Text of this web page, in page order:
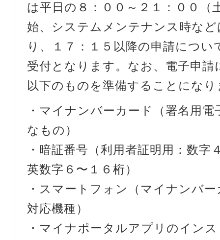
は平日の８：００～２１：００（
始、システムメンテナンス時な
り、１７：１５以降の申請につい
受付となります。なお、電子申
以下のものを準備することになり
・マイナンバーカード（署名用電
なもの）
・暗証番号（利用者証明用：数字
英数字６〜１６桁）
・スマートフォン（マイナンバ
対応機種）
・マイナポータルアプリのイン